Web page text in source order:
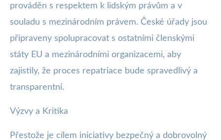
prováděn s respektem k lidským právům a v
souladu s mezinárodním právem. České úřady jsou
připraveny spolupracovat s ostatními členskými
státy EU a mezinárodními organizacemi, aby
zajistily, že proces repatriace bude spravedlivý a
transparentní.
Výzvy a Kritika
Přestože je cílem iniciativy bezpečný a dobrovolný